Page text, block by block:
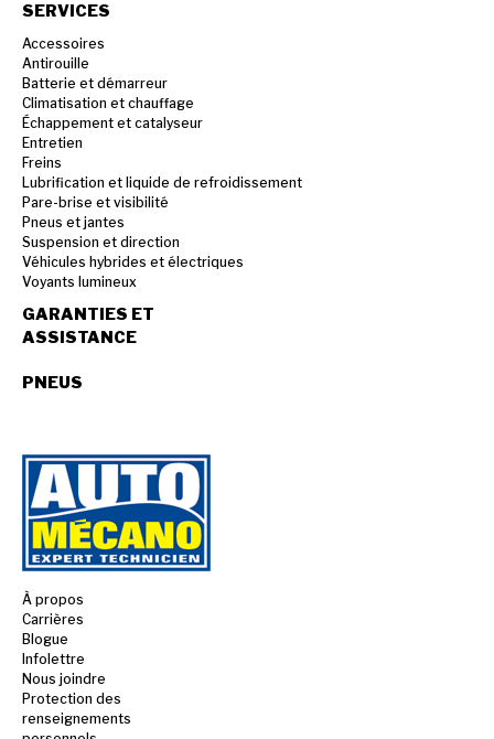
SERVICES
Accessoires
Antirouille
Batterie et démarreur
Climatisation et chauffage
Échappement et catalyseur
Entretien
Freins
Lubrification et liquide de refroidissement
Pare-brise et visibilité
Pneus et jantes
Suspension et direction
Véhicules hybrides et électriques
Voyants lumineux
GARANTIES ET
ASSISTANCE
PNEUS
À propos
Carrières
Blogue
Infolettre
Nous joindre
Protection des
renseignements